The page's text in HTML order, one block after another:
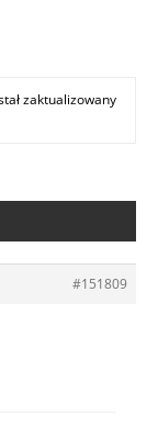
zaktualizowany
#151809